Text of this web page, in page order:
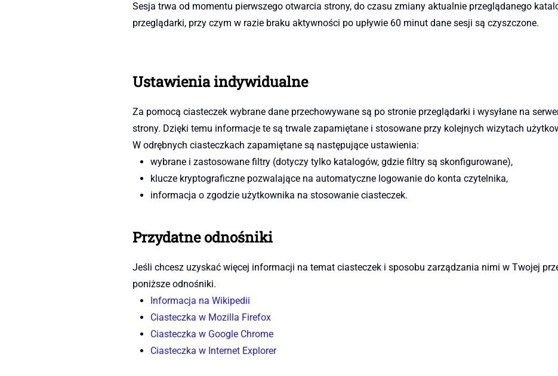
Sesja trwa od momentu pierwszego otwarcia strony, do czasu zmiany aktualnie przeglądanego
przeglądarki, przy czym w razie braku aktywności po upływie 60 minut dane sesji są czyszczone.
Ustawienia indywidualne
Za pomocą ciasteczek wybrane dane przechowywane są po stronie przeglądarki i wysyłane na
strony. Dzięki temu informacje te są trwale zapamiętane i stosowane przy kolejnych wizytach
W odrębnych ciasteczkach zapamiętane są następujące ustawienia:
wybrane i zastosowane filtry (dotyczy tylko katalogów, gdzie filtry są skonfigurowane),
klucze kryptograficzne pozwalające na automatyczne logowanie do konta czytelnika,
informacja o zgodzie użytkownika na stosowanie ciasteczek.
Przydatne odnośniki
Jeśli chcesz uzyskać więcej informacji na temat ciasteczek i sposobu zarządzania nimi w Twojej
poniższe odnośniki.
Informacja na Wikipedii
Ciasteczka w Mozilla Firefox
Ciasteczka w Google Chrome
Ciasteczka w Internet Explorer